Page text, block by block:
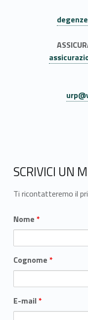
SCRIVICI UN
Ti ricontatteremo il
Nome *
Cognome *
E-mail*